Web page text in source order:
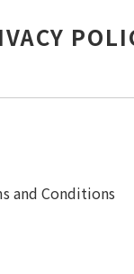
and Conditions